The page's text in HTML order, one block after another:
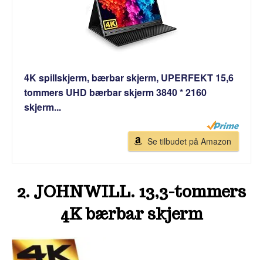
4K spillskjerm, bærbar skjerm, UPERFEKT 15,6
tommers UHD bærbar skjerm 3840 * 2160
skjerm...
Se tilbudet på Amazon
2. JOHNWILL. 13,3-tommers
4K bærbar skjerm